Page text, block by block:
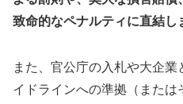
致命的なペナルティに直結し
また、官公庁の入札や大企
イドラインへの準拠（また